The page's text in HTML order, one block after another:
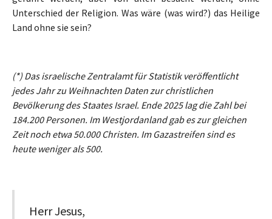
Unterschied der Religion. Was wäre (was wird?) das Heilige
Land ohne sie sein?
(*) Das israelische Zentralamt für Statistik veröffentlicht
jedes Jahr zu Weihnachten Daten zur christlichen
Bevölkerung des Staates Israel. Ende 2025 lag die Zahl bei
184.200 Personen. Im Westjordanland gab es zur gleichen
Zeit noch etwa 50.000 Christen. Im Gazastreifen sind es
heute weniger als 500.
Herr Jesus,